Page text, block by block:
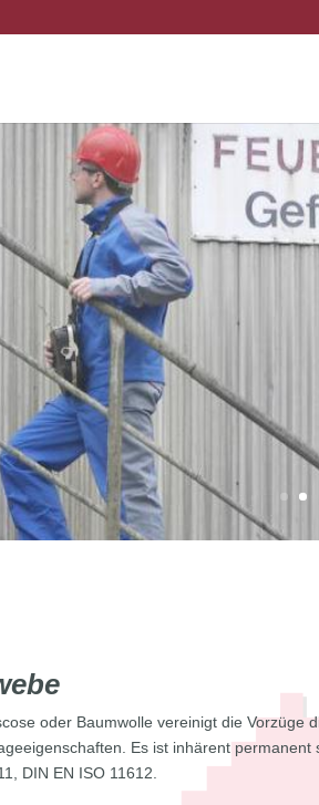
oder Baumwolle vereinigt die
Es ist inhärent
DIN EN ISO 11612.